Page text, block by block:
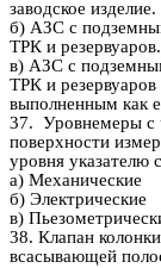
заводское изделие.
б) АЗС с
ТРК и резервуаров.
в) АЗС с
ТРК и
выполненным как
37. Уровнемеры с
поверхности
уровня
а) Механические
б) Электрические
в)
38. Клапан
всасывающей